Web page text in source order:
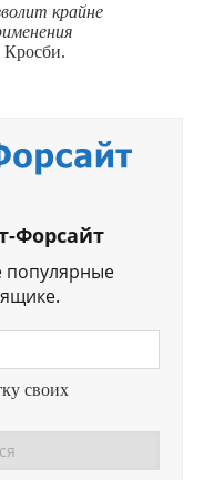
крайне
Форсайт
популярные
своих